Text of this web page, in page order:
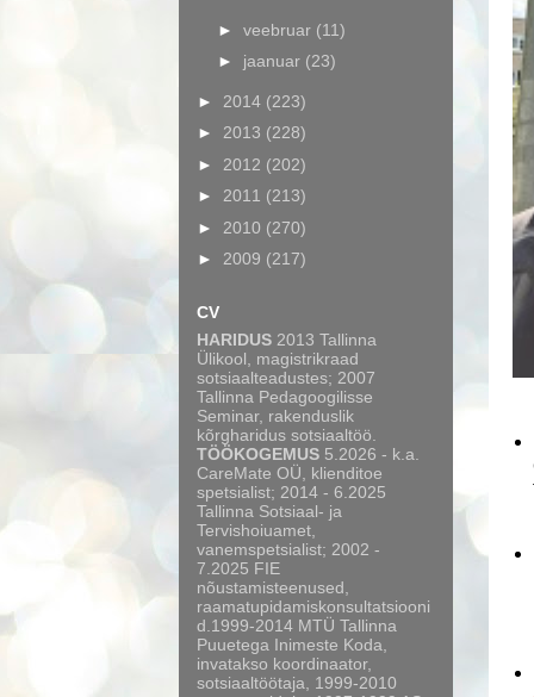
► veebruar (11)
► jaanuar (23)
► 2014 (223)
► 2013 (228)
► 2012 (202)
► 2011 (213)
► 2010 (270)
► 2009 (217)
CV
HARIDUS 2013 Tallinna
Ülikool, magistrikraad
sotsiaalteadustes; 2007
Tallinna Pedagoogilisse
Seminar, rakenduslik
kõrgharidus sotsiaaltöö.
TÖÖKOGEMUS 5.2026 - k.a.
CareMate OÜ, klienditoe
spetsialist; 2014 - 6.2025
Tallinna Sotsiaal- ja
Tervishoiuamet,
vanemspetsialist; 2002 -
7.2025 FIE
nõustamisteenused,
raamatupidamiskonsultatsiooni
d.1999-2014 MTÜ Tallinna
Puuetega Inimeste Koda,
invatakso koordinaator,
sotsiaaltöötaja, 1999-2010